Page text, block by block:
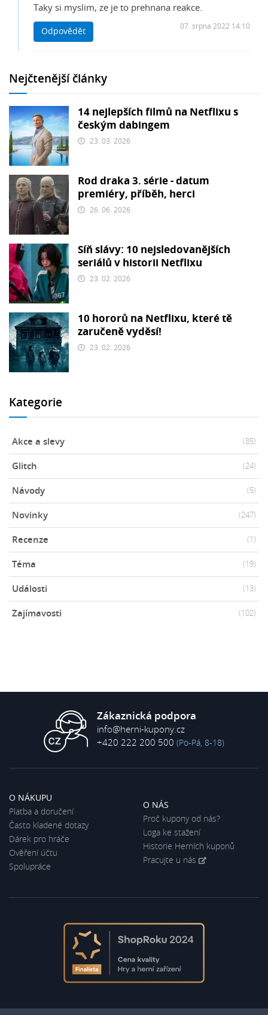
Taky si myslim, ze je to prehnana reakce.
Odpovědět
07. srpna 2022 14:10
Nejčtenější články
14 nejlepších filmů na Netflixu s
českým dabingem
23. 03. 2026
Rod draka 3. série - datum
premiéry, příběh, herci
26. 06. 2026
Síň slávy: 10 nejsledovanějších
seriálů v historii Netflixu
23. 02. 2026
10 hororů na Netflixu, které tě
zaručeně vyděsí!
23. 02. 2026
Kategorie
Akce a slevy (85)
Glitch (24)
Návody (5)
Novinky (247)
Recenze (1)
Téma (19)
Události (13)
Zajímavosti (102)
Zákaznická podpora
info@herni-kupony.cz
+420 222 200 500 (Po-Pá, 8-18)
O NÁKUPU
Platba a doručení
Často kladené dotazy
Dárek pro hráče
Ověření účtu
Spolupráce
O NÁS
Proč kupony od nás?
Loga ke stažení
Historie Herních kuponů
Pracujte u nás